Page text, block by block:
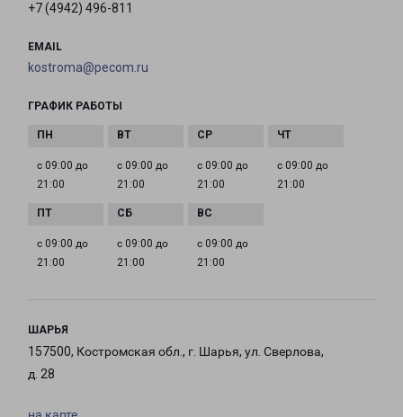
+7 (4942) 496-811
EMAIL
kostroma@pecom.ru
ГРАФИК РАБОТЫ
с 09:00 до
21:00
с 09:00 до
21:00
с 09:00 до
21:00
с 09:00 до
21:00
с 09:00 до
21:00
с 09:00 до
21:00
с 09:00 до
21:00
ШАРЬЯ
157500, Костромская обл., г. Шарья, ул. Сверлова,
д. 28